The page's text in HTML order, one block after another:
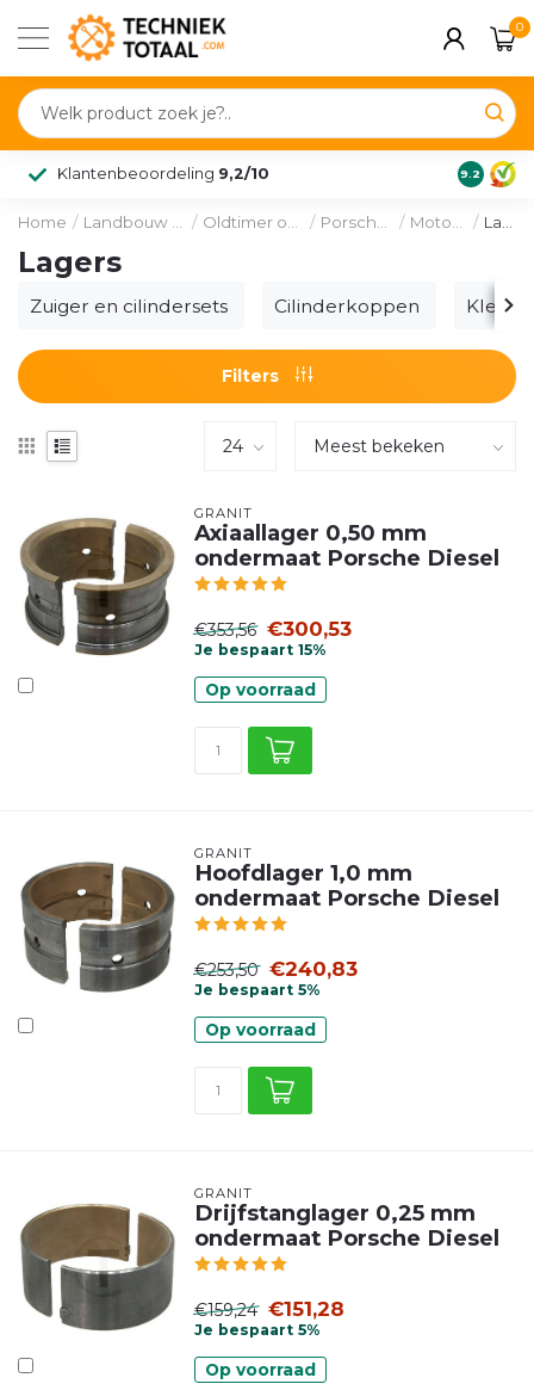
0
Klantenbeoordeling 9,2/10 9.2
Home / / / / /
Lagers
Zuiger en cilindersets Cilinderkoppen
Filters
GRANIT
Axiaallager 0,50 mm
ondermaat Porsche Diesel
€353,56 €300,53
Je bespaart 15%
Op voorraad
GRANIT
Hoofdlager 1,0 mm
ondermaat Porsche Diesel
€253,50 €240,83
Je bespaart 5%
Op voorraad
GRANIT
Drijfstanglager 0,25 mm
ondermaat Porsche Diesel
€159,24 €151,28
Je bespaart 5%
Op voorraad